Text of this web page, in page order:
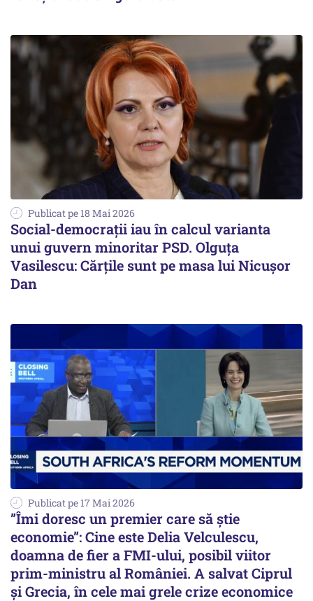
Publicat pe 18 Mai 2026
Social-democrații iau în calcul varianta
unui guvern minoritar PSD. Olguța
Vasilescu: Cărțile sunt pe masa lui Nicușor
Dan
Publicat pe 17 Mai 2026
”Îmi doresc un premier care să știe
economie”: Cine este Delia Velculescu,
doamna de fier a FMI-ului, posibil viitor
prim-ministru al României. A salvat Ciprul
și Grecia, în cele mai grele crize economice